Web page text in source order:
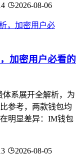
2026-08-06
加密用户必看的
系展开全解析，为
参考，两款钱包均
明显差异：IM钱包
2026-08-05